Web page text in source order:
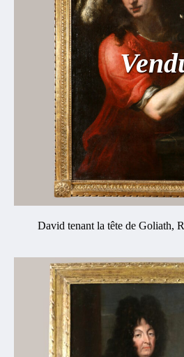
David tenant la tête de Goliath,